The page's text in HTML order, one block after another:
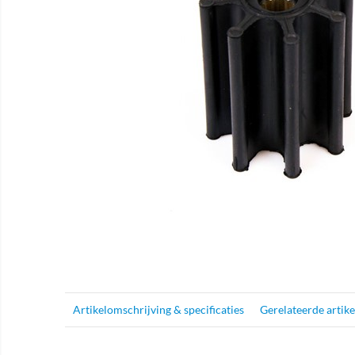
Artikelomschrijving & specificaties Gerelateerde